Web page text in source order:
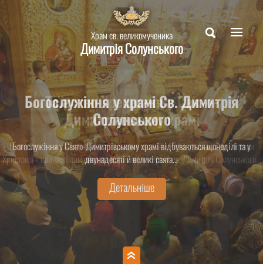
Храм св. великомученика
Димитрія Солунського
Богослужіння у храмі Св. Димитрія
Солунського
Богослужіння у Свято-Димитрівському храмі відбуваються щонеділі та у
двунадесяті й великі свята...
Детальніше
Таїнство Хрещення у Свято-
Димитрівському храмі
Святе Хрещення – духовне народження людини і приєднання її до Церкви
Христової є найчастішим священнодійством у храмі св. Димитрія Солунського...
Детальніше